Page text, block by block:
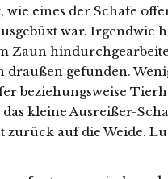
wie eines der Schafe
war. Irgendwie
Zaun
draußen gefunden.
beziehungsweise
das kleine Ausreißer-
zurück auf die Weide.